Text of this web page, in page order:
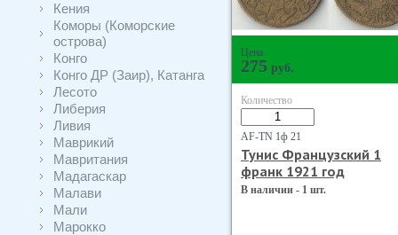
Кения
Коморы (Коморские
острова)
Конго
Конго ДР (Заир), Катанга
Лесото
Либерия
Ливия
Маврикий
Мавритания
Мадагаскар
Малави
Мали
Марокко
Цена
275 руб.
Количество
AF-TN 1ф 21
Тунис Французский 1
франк 1921 год
В наличии - 1 шт.